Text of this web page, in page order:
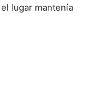
lugar mantenía